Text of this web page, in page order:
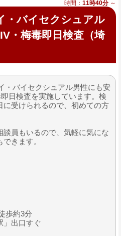
時間： 11時40分 ～
・バイセクシュアル
・梅毒即日検査（埼
バイセクシュアル男性にも安
日検査を実施しています。検
受けられるので、初めての方
員もいるので、気軽に気にな
きます。
歩約3分
出口すぐ